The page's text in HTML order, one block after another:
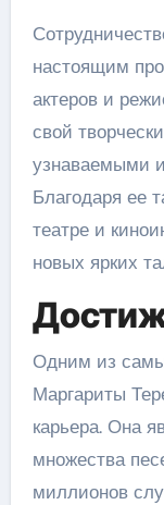
настоящим
актеров и
свой
узнаваемыми
Благодаря ее
театре и
новых ярких
Одним из
Маргариты
карьера. Она
множества
миллионов